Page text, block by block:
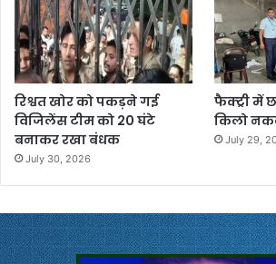
रिश्वत खोर को पकड़ने गई
विजिलेंस टीम को 20 घंटे
बनाकर रखा बंधक
July 30, 2026
फैक्ट्री में
किलो
July 29,